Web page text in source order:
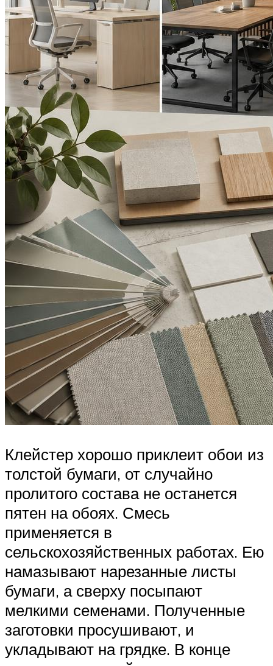
Клейстер хорошо приклеит обои из
толстой бумаги, от случайно
пролитого состава не останется
пятен на обоях. Смесь
применяется в
сельскохозяйственных работах. Ею
намазывают нарезанные листы
бумаги, а сверху посыпают
мелкими семенами. Полученные
заготовки просушивают, и
укладывают на грядке. В конце